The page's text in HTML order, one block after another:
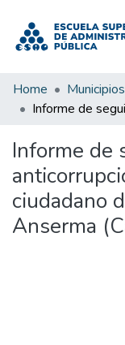
Home Municipios
Informe de
ciudadano
Anserma